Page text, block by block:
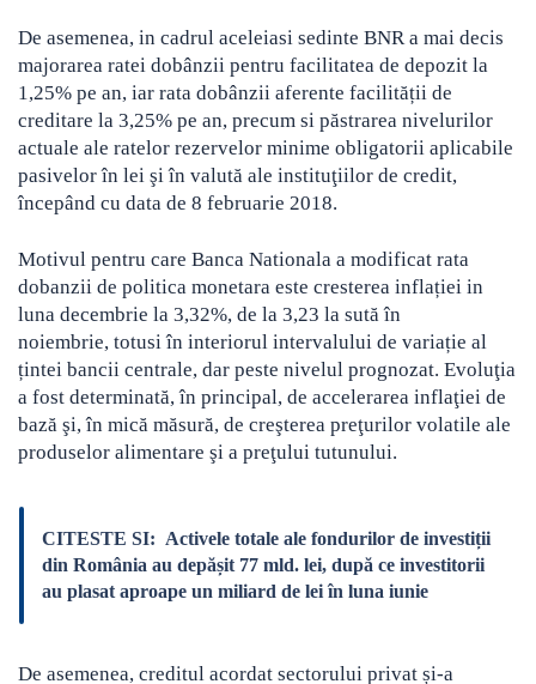
De asemenea, in cadrul aceleiasi sedinte BNR a mai decis
majorarea ratei dobânzii pentru facilitatea de depozit la
1,25% pe an, iar rata dobânzii aferente facilității de
creditare la 3,25% pe an, precum si păstrarea nivelurilor
actuale ale ratelor rezervelor minime obligatorii aplicabile
pasivelor în lei şi în valută ale instituţiilor de credit,
începând cu data de 8 februarie 2018.
Motivul pentru care Banca Nationala a modificat rata
dobanzii de politica monetara este cresterea inflației in
luna decembrie la 3,32%, de la 3,23 la sută în
noiembrie, totusi în interiorul intervalului de variație al
țintei bancii centrale, dar peste nivelul prognozat. Evoluţia
a fost determinată, în principal, de accelerarea inflaţiei de
bază şi, în mică măsură, de creşterea preţurilor volatile ale
produselor alimentare şi a preţului tutunului.
CITESTE SI: Activele totale ale fondurilor de investiții
din România au depășit 77 mld. lei, după ce investitorii
au plasat aproape un miliard de lei în luna iunie
De asemenea, creditul acordat sectorului privat și-a